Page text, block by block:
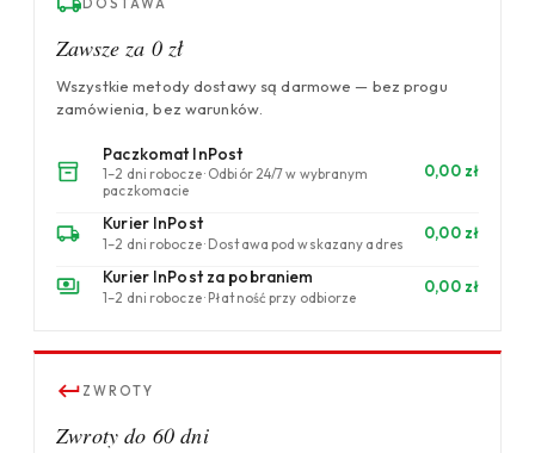
Zawsze za 0 zł
Wszystkie metody dostawy są darmowe — bez progu
zamówienia, bez warunków.
Paczkomat InPost
1–2 dni robocze · Odbiór 24/7 w wybranym
paczkomacie
0,00 zł
Kurier InPost
1–2 dni robocze · Dostawa pod wskazany adres
0,00 zł
Kurier InPost za pobraniem
1–2 dni robocze · Płatność przy odbiorze
0,00 zł
ZWROTY
Zwroty do 60 dni